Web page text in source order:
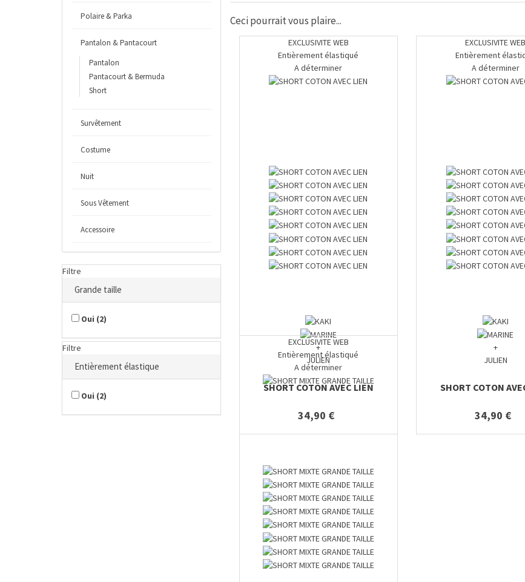
Polaire & Parka
Pantalon & Pantacourt
Pantalon
Pantacourt & Bermuda
Short
Survêtement
Costume
Nuit
Sous Vêtement
Accessoire
Filtre
Grande taille
Oui (2)
Filtre
Entièrement élastique
Oui (2)
Ceci pourrait vous plaire...
EXCLUSIVITE WEB
Entièrement élastiqué
A déterminer
+
JULIEN
SHORT COTON AVEC LIEN
34,90 €
EXCLUSIVITE WEB
Entièrement
A déterminer
+
JULIEN
SHORT COTON
34,90 €
EXCLUSIVITE WEB
Entièrement élastiqué
A déterminer